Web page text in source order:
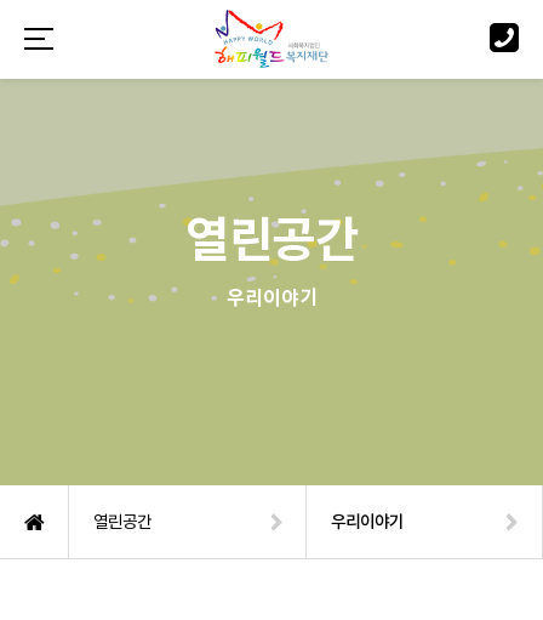
열린공간
우리이야기
열린공간 우리이야기